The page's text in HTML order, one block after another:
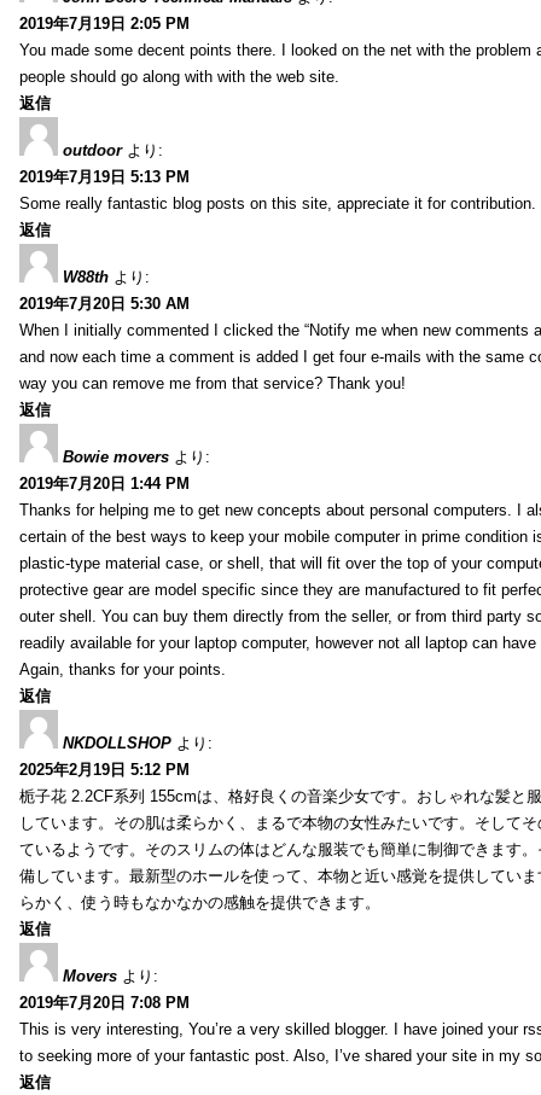
2019年7月19日 2:05 PM
You made some decent points there. I looked on the net with the problem
people should go along with with the web site.
返信
outdoor より:
2019年7月19日 5:13 PM
Some really fantastic blog posts on this site, appreciate it for contribution.
返信
W88th より:
2019年7月20日 5:30 AM
When I initially commented I clicked the “Notify me when new comments
and now each time a comment is added I get four e-mails with the same
way you can remove me from that service? Thank you!
返信
Bowie movers より:
2019年7月20日 1:44 PM
Thanks for helping me to get new concepts about personal computers. I
certain of the best ways to keep your mobile computer in prime condition
plastic-type material case, or shell, that will fit over the top of your
protective gear are model specific since they are manufactured to fit
outer shell. You can buy them directly from the seller, or from third party
readily available for your laptop computer, however not all laptop can
Again, thanks for your points.
返信
NKDOLLSHOP より:
2025年2月19日 5:12 PM
栀子花 2.2CF系列 155cmは、格好良くの音楽少女です。おしゃれな髪と
しています。その肌は柔らかく、まるで本物の女性みたいです。そして
ているようです。そのスリムの体はどんな服装でも簡単に制御できます
備しています。最新型のホールを使って、本物と近い感覚を提供してい
らかく、使う時もなかなかの感触を提供できます。
返信
Movers より:
2019年7月20日 7:08 PM
This is very interesting, You’re a very skilled blogger. I have joined your
to seeking more of your fantastic post. Also, I’ve shared your site in my
返信